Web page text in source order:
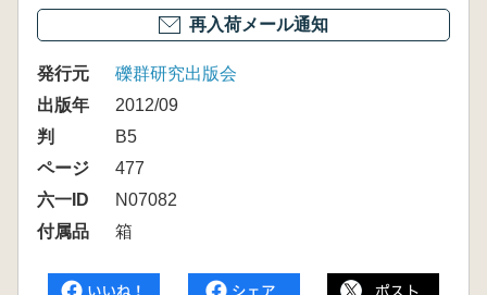
再入荷メール通知
発行元
礫群研究出版会
出版年
2012/09
判
B5
ページ
477
六一ID
N07082
付属品
箱